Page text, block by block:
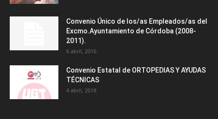
Convenio Único de los/as Empleados/as del
Excmo.Ayuntamiento de Córdoba (2008-
2011).
6 abril, 2016
Convenio Estatal de ORTOPEDIAS Y AYUDAS
TÉCNICAS
4 abril, 2018